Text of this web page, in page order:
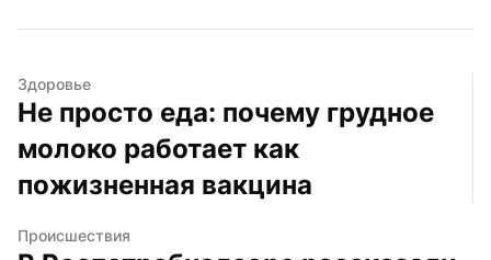
Здоровье
Не просто еда: почему грудное
молоко работает как
пожизненная вакцина
Происшествия